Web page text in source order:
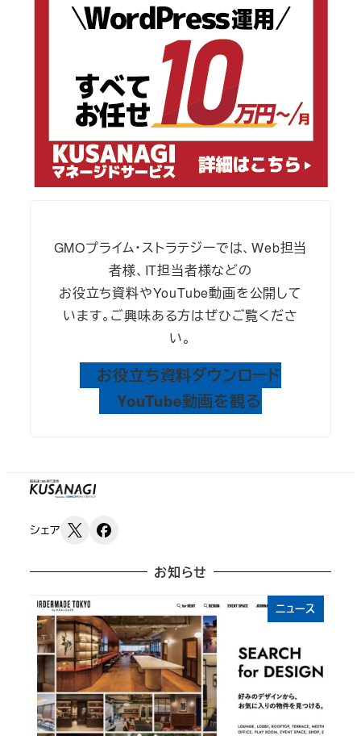
GMOプライム・ストラテジーでは、Web担当
者様、IT担当者様などの
お役立ち資料やYouTube動画を公開して
います。ご興味ある方はぜひご覧くださ
い。
お役立ち資料ダウンロード
YouTube動画を観る
シェア
お知らせ
ニュース